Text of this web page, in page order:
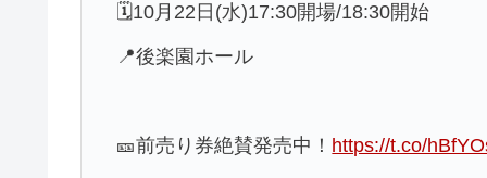
🗓️10月22日(水)17:30開場/18:30開始
📍後楽園ホール
🎫前売り券絶賛発売中！ https://t.co/